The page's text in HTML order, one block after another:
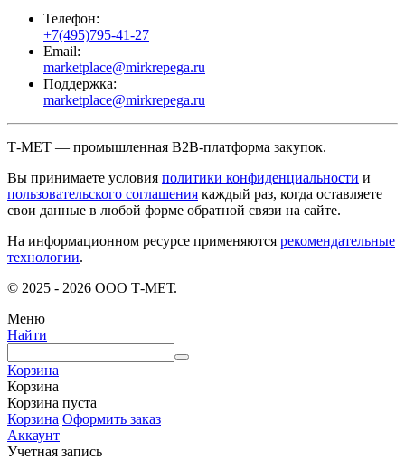
Телефон:
+7(495)795-41-27
Email:
marketplace@mirkrepega.ru
Поддержка:
marketplace@mirkrepega.ru
Т-МЕТ — промышленная B2B-платформа закупок.
Вы принимаете условия политики конфиденциальности и
пользовательского соглашения каждый раз, когда оставляете
свои данные в любой форме обратной связи на сайте.
На информационном ресурсе применяются рекомендательные
технологии.
© 2025 - 2026 ООО Т-МЕТ.
Меню
Найти
Корзина
Корзина
Корзина пуста
Корзина Оформить заказ
Аккаунт
Учетная запись